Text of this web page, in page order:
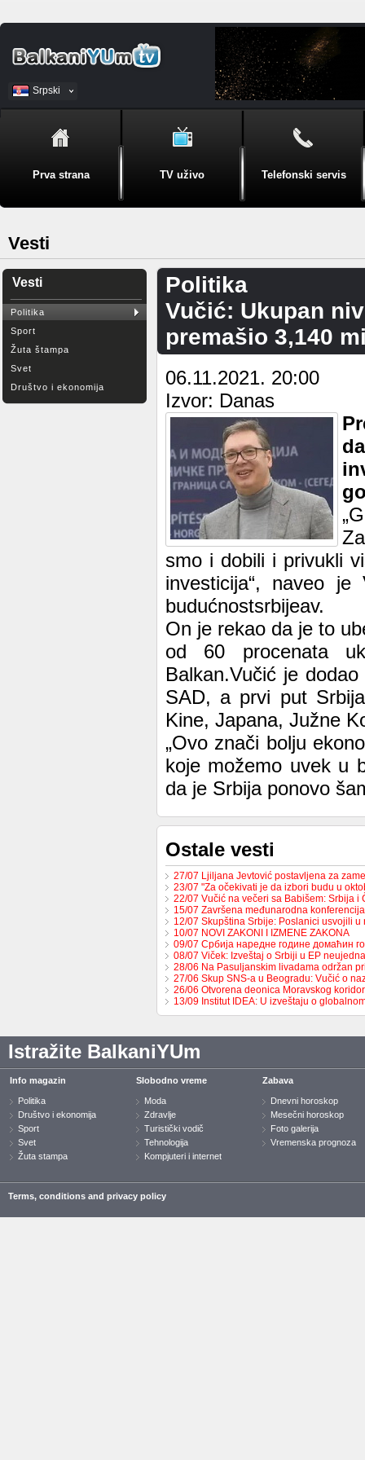
Srpski
BiH
Prva strana TV uživo Telefonski servis
Vesti
Vesti
Politika
Sport
Žuta štampa
Svet
Društvo i ekonomija
Politika
Vučić: Ukupan
premašio 3,140
06.11.2021. 20:00
Izvor: Danas
smo i dobili i privukli
investicija“, naveo
budućnostsrbijeav.
On je rekao da je to
od 60 procenata
Balkan.Vučić je
SAD, a prvi put
Kine, Japana, Južne
„Ovo znači bolju
koje možemo uvek u
da je Srbija ponovo
Ostale vesti
27/07 Ljiljana Jevtović postavljena za
23/07 "Za očekivati je da izbori budu u
22/07 Vučić na večeri sa Babišem: Srbija
15/07 Završena međunarodna
12/07 Skupština Srbije: Poslanici usvojili
10/07 NOVI ZAKONI I IZMENE ZAKONA
09/07 Србија наредне године домаћин
08/07 Viček: Izveštaj o Srbiji u EP
28/06 Na Pasuljanskim livadama održan
27/06 Skup SNS-a u Beogradu: Vučić o
26/06 Otvorena deonica Moravskog
13/09 Institut IDEA: U izveštaju o
Istražite BalkaniYUm
Info magazin
Politika
Društvo i ekonomija
Sport
Svet
Žuta stampa
Slobodno vreme
Moda
Zdravlje
Turistički vodič
Tehnologija
Kompjuteri i internet
Zabava
Dnevni horoskop
Mesečni horoskop
Foto galerija
Vremenska prognoza
Terms, conditions and privacy policy